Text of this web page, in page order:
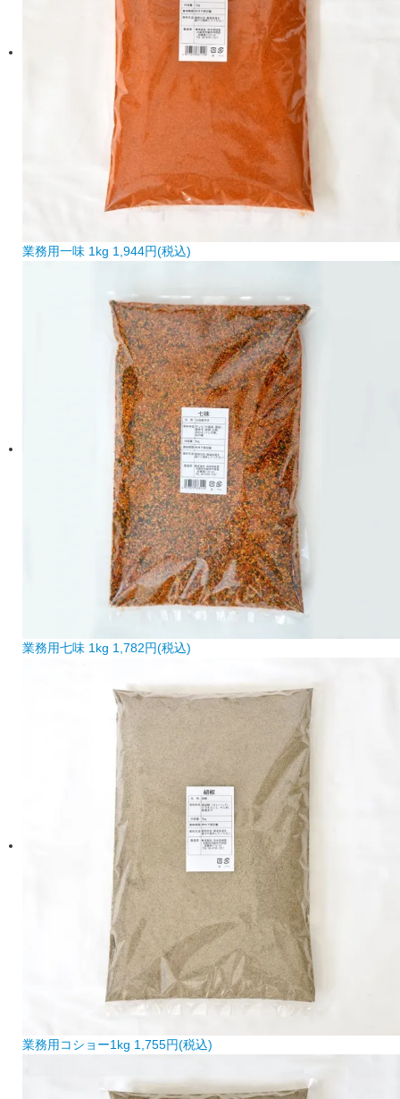
業務用一味 1kg 1,944円(税込)
業務用七味 1kg 1,782円(税込)
業務用コショー1kg 1,755円(税込)